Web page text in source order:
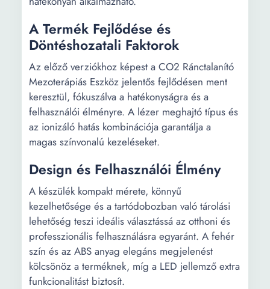
A Termék Fejlődése és
Döntéshozatali Faktorok
Az előző verziókhoz képest a CO2 Ránctalanító
Mezoterápiás Eszköz jelentős fejlődésen ment
keresztül, fókuszálva a hatékonyságra és a
felhasználói élményre. A lézer meghajtó típus és
az ionizáló hatás kombinációja garantálja a
magas színvonalú kezeléseket.
Design és Felhasználói Élmény
A készülék kompakt mérete, könnyű
kezelhetősége és a tartódobozban való tárolási
lehetőség teszi ideális választássá az otthoni és
professzionális felhasználásra egyaránt. A fehér
szín és az ABS anyag elegáns megjelenést
kölcsönöz a terméknek, míg a LED jellemző extra
funkcionalitást biztosít.